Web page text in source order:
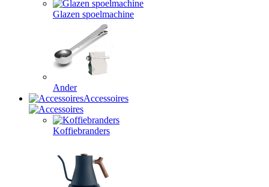
Glazen spoelmachine
Ander
Accessoires
Koffiebranders